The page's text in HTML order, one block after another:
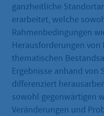
ganzheitliche
erarbeitet, welche
Rahmenbedingungen
Herausforderungen
thematischen
Ergebnisse anhand von
differenziert
sowohl gegenwärtigen
Veränderungen und